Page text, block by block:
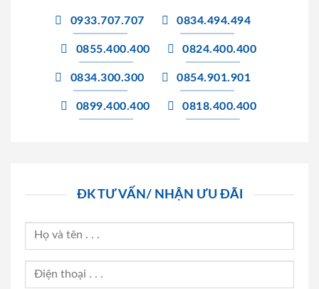
0933.707.707 0834.494.494
0855.400.400 0824.400.400
0834.300.300 0854.901.901
0899.400.400 0818.400.400
ĐK TƯ VẤN/ NHẬN ƯU ĐÃI